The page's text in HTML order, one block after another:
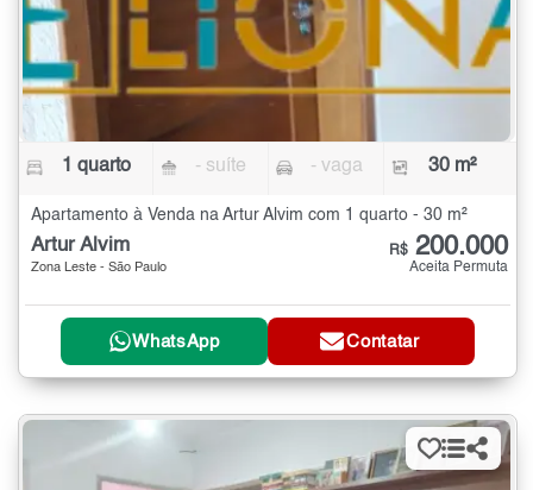
1 quarto - suíte - vaga 30 m²
Apartamento à Venda na Artur Alvim com 1 quarto - 30 m²
Artur Alvim
Zona Leste - São Paulo
R$ 200.000
Aceita Permuta
WhatsApp Contatar